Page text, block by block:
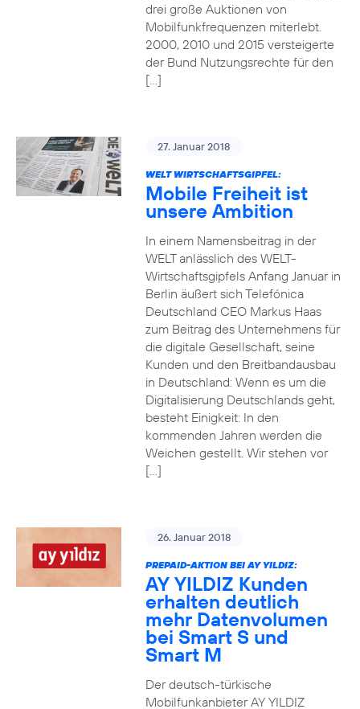
drei große Auktionen von
Mobilfunkfrequenzen miterlebt.
2000, 2010 und 2015 versteigerte
der Bund Nutzungsrechte für den
[…]
27. Januar 2018
WELT WIRTSCHAFTSGIPFEL:
Mobile Freiheit ist
unsere Ambition
In einem Namensbeitrag in der
WELT anlässlich des WELT-
Wirtschaftsgipfels Anfang Januar in
Berlin äußert sich Telefónica
Deutschland CEO Markus Haas
zum Beitrag des Unternehmens für
die digitale Gesellschaft, seine
Kunden und den Breitbandausbau
in Deutschland: Wenn es um die
Digitalisierung Deutschlands geht,
besteht Einigkeit: In den
kommenden Jahren werden die
Weichen gestellt. Wir stehen vor
[…]
26. Januar 2018
PREPAID-AKTION BEI AY YILDIZ:
AY YILDIZ Kunden
erhalten deutlich
mehr Datenvolumen
bei Smart S und
Smart M
Der deutsch-türkische
Mobilfunkanbieter AY YILDIZ